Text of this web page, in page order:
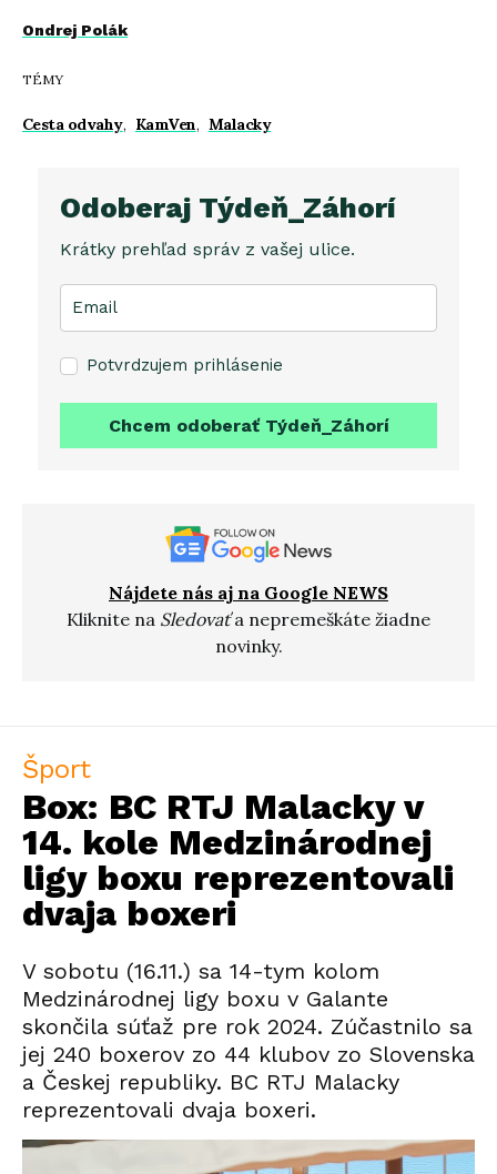
Ondrej Polák
TÉMY
Cesta odvahy, KamVen, Malacky
Odoberaj Týdeň_Záhorí
Krátky prehľad správ z vašej ulice.
Potvrdzujem prihlásenie
Chcem odoberať Týdeň_Záhorí
Nájdete nás aj na Google NEWS
Kliknite na Sledovaťa nepremeškáte žiadne
novinky.
Šport
Box: BC RTJ Malacky v
14. kole Medzinárodnej
ligy boxu reprezentovali
dvaja boxeri
V sobotu (16.11.) sa 14-tym kolom
Medzinárodnej ligy boxu v Galante
skončila súťaž pre rok 2024. Zúčastnilo sa
jej 240 boxerov zo 44 klubov zo Slovenska
a Českej republiky. BC RTJ Malacky
reprezentovali dvaja boxeri.